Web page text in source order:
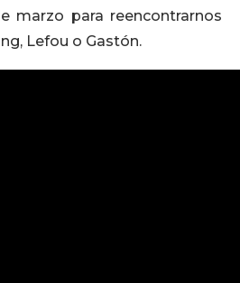
marzo para reencontrarnos
Lefou o Gastón.